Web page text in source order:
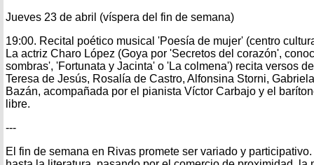
Jueves 23 de abril (víspera del fin de semana)
19:00. Recital poético musical 'Poesía de mujer' (centro
La actriz Charo López (Goya por 'Secretos del corazón',
sombras', 'Fortunata y Jacinta' o 'La colmena') recita versos
Teresa de Jesús, Rosalía de Castro, Alfonsina Storni,
Bazán, acompañada por el pianista Víctor Carbajo y el
libre.
---
El fin de semana en Rivas promete ser variado y